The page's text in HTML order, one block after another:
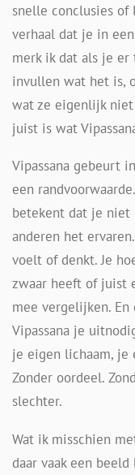
snelle conclusies of
verhaal dat je in
merk ik dat als je
invullen wat het is,
wat ze eigenlijk
juist is wat
Vipassana gebeurt
een
betekent dat je niet
anderen het
voelt of denkt. Je
zwaar heeft of juist
mee vergelijken.
Vipassana je
je eigen lichaam, je
Zonder oordeel.
slechter.
Wat ik misschien
daar vaak een